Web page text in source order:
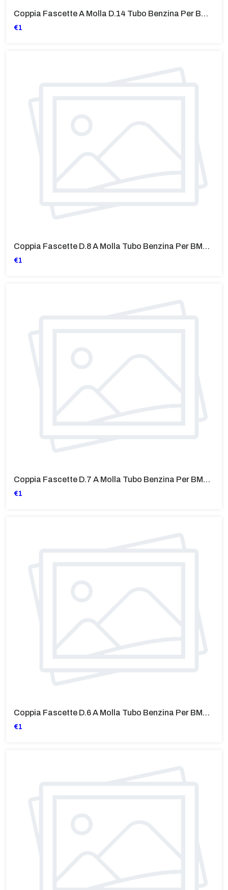
Coppia Fascette A Molla D.14 Tubo Benzina Per BMW Vari Modelli
€1
Coppia Fascette D.8 A Molla Tubo Benzina Per BMW Vari Modelli
€1
Coppia Fascette D.7 A Molla Tubo Benzina Per BMW Vari Modelli
€1
Coppia Fascette D.6 A Molla Tubo Benzina Per BMW Vari Modelli
€1